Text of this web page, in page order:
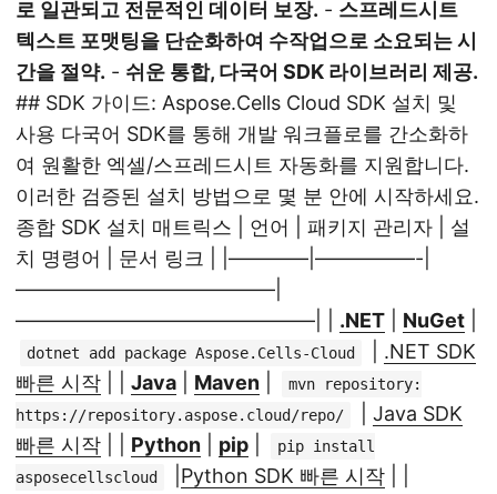
로 일관되고 전문적인 데이터 보장. - 스프레드시트
텍스트 포맷팅을 단순화하여 수작업으로 소요되는 시
간을 절약. - 쉬운 통합, 다국어 SDK 라이브러리 제공.
## SDK 가이드: Aspose.Cells Cloud SDK 설치 및
사용 다국어 SDK를 통해 개발 워크플로를 간소화하
여 원활한 엑셀/스프레드시트 자동화를 지원합니다.
이러한 검증된 설치 방법으로 몇 분 안에 시작하세요.
종합 SDK 설치 매트릭스 | 언어 | 패키지 관리자 | 설
치 명령어 | 문서 링크 | |————|—————-|
—————————————|
———————————————| | .NET NuGet
dotnet add package Aspose.Cells-Cloud
.NET SDK
빠른 시작
Java Maven
mvn repository:
https://repository.aspose.cloud/repo/
Java SDK
빠른 시작
Python pip
pip install
asposecellscloud
Python SDK 빠른 시작